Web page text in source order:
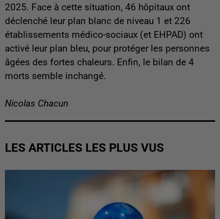
2025. Face à cette situation, 46 hôpitaux ont
déclenché leur plan blanc de niveau 1 et 226
établissements médico-sociaux (et EHPAD) ont
activé leur plan bleu, pour protéger les personnes
âgées des fortes chaleurs. Enfin, le bilan de 4
morts semble inchangé.
Nicolas Chacun
LES ARTICLES LES PLUS VUS